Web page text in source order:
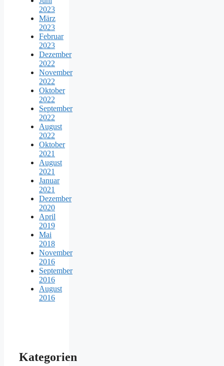
2023
März
2023
Februar
2023
Dezember
2022
November
2022
Oktober
2022
September
2022
August
2022
Oktober
2021
August
2021
Januar
2021
Dezember
2020
April
2019
Mai
2018
November
2016
September
2016
August
2016
Kategorien